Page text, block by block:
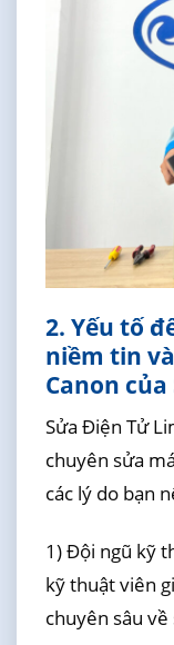
2. Yếu tố
niềm tin
Canon
Sửa Điện Tử
chuyên sửa
các lý do bạn
1) Đội ngũ kỹ
kỹ thuật viên
chuyên sâu